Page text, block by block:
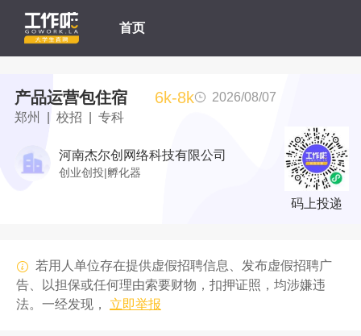
首页
产品运营包住宿 6k-8k
2026/08/07
郑州 | 校招 | 专科
河南杰尔创网络科技有限公司
创业创投|孵化器
码上投递
若用人单位存在提供虚假招聘信息、发布虚假招聘广
告、以担保或任何理由索要财物，扣押证照，均涉嫌违
法。一经发现，
立即举报